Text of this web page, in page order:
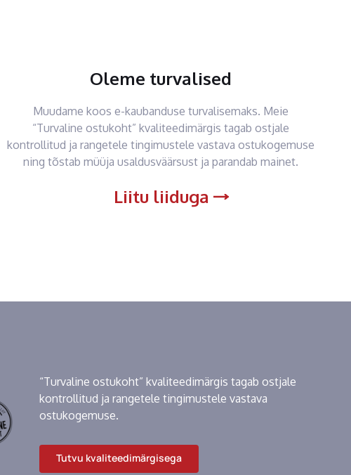
Oleme turvalised
Muudame koos e-kaubanduse turvalisemaks. Meie
“Turvaline ostukoht” kvaliteedimärgis tagab ostjale
kontrollitud ja rangetele tingimustele vastava ostukogemuse
ning tõstab müüja usaldusväärsust ja parandab mainet.
Liitu liiduga
“Turvaline ostukoht” kvaliteedimärgis tagab ostjale
kontrollitud ja rangetele tingimustele vastava
ostukogemuse.
Tutvu kvaliteedimärgisega